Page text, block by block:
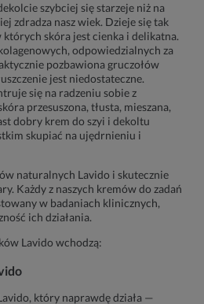
szybciej się starzeje niż na
zdradza nasz wiek. Dzieje się tak
których skóra jest cienka i delikatna.
odpowiedzialnych za
pozbawiona gruczołów
jest niedostateczne.
się na radzeniu sobie z
przesuszona, tłusta, mieszana,
dobry krem do szyi i dekoltu
skupiać na ujędrnieniu i
naturalnych Lavido i skutecznie
Każdy z naszych kremów do zadań
w badaniach klinicznych,
ich działania.
Lavido wchodzą:
który naprawdę działa —